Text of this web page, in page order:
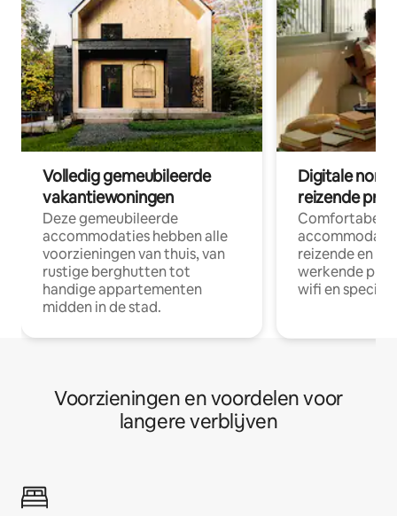
Volledig gemeubileerde
vakantiewoningen
Deze gemeubileerde
accommodaties hebben alle
voorzieningen van thuis, van
rustige berghutten tot
handige appartementen
midden in de stad.
Digitale
reizende
Comfortabele
reizende en
werkende
wifi en
Voorzieningen en voordelen voor
langere verblijven